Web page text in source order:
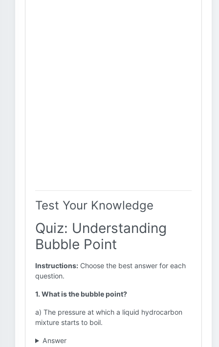
Test Your Knowledge
Quiz: Understanding
Bubble Point
Instructions: Choose the best answer for each
question.
1. What is the bubble point?
a) The pressure at which a liquid hydrocarbon
mixture starts to boil.
Answer